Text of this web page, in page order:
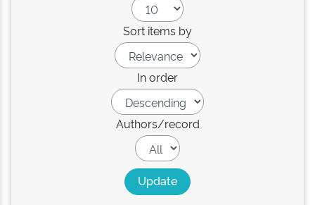
Sort items by
In order
Authors/record